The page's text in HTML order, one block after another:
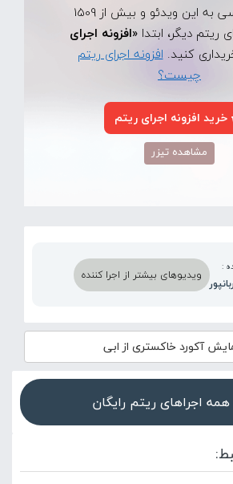
برای دسترسی به این ویدئو و بیش از 1509
ریتم دیگر، ابتدا «افزونه اجرای
کنید.افزونه اجرای ریتم
چیست؟
خرید افزونه اجرای ریتم
مشاهده تیزر
: ویدیوهای بیشتر از اجرا کننده
آکوردخاکستری از ابی
اجراهای ریتم رایگان